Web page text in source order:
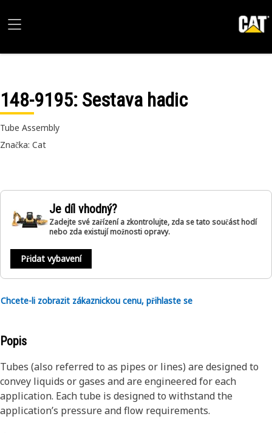
148-9195: Sestava hadic
Tube Assembly
Značka: Cat
Je díl vhodný?
Zadejte své zařízení a zkontrolujte, zda se tato součást hodí
nebo zda existují možnosti opravy.
Přidat vybavení
Chcete-li zobrazit zákaznickou cenu, přihlaste se
Popis
Tubes (also referred to as pipes or lines) are designed to
convey liquids or gases and are engineered for each
application. Each tube is designed to withstand the
application’s pressure and flow requirements.